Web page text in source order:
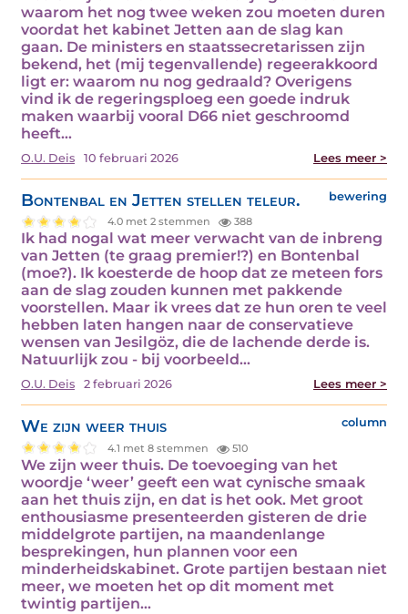
waarom het nog twee weken zou moeten duren
voordat het kabinet Jetten aan de slag kan
gaan. De ministers en staatssecretarissen zijn
bekend, het (mij tegenvallende) regeerakkoord
ligt er: waarom nu nog gedraald? Overigens
vind ik de regeringsploeg een goede indruk
maken waarbij vooral D66 niet geschroomd
heeft…
O.U. Deis 10 februari 2026 Lees meer >
Bontenbal en Jetten stellen teleur. bewering
4.0 met 2 stemmen 388
Ik had nogal wat meer verwacht van de inbreng
van Jetten (te graag premier!?) en Bontenbal
(moe?). Ik koesterde de hoop dat ze meteen fors
aan de slag zouden kunnen met pakkende
voorstellen. Maar ik vrees dat ze hun oren te veel
hebben laten hangen naar de conservatieve
wensen van Jesilgöz, die de lachende derde is.
Natuurlijk zou - bij voorbeeld…
O.U. Deis 2 februari 2026 Lees meer >
We zijn weer thuis column
4.1 met 8 stemmen 510
We zijn weer thuis. De toevoeging van het
woordje ‘weer’ geeft een wat cynische smaak
aan het thuis zijn, en dat is het ook. Met groot
enthousiasme presenteerden gisteren de drie
middelgrote partijen, na maandenlange
besprekingen, hun plannen voor een
minderheidskabinet. Grote partijen bestaan niet
meer, we moeten het op dit moment met
twintig partijen…